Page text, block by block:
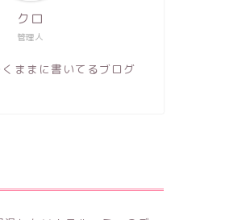
管理人
クロ
ままに書いてるブログ